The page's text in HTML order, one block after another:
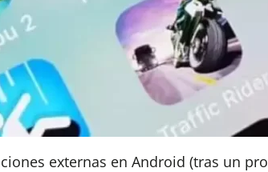
externas en Android (tras un